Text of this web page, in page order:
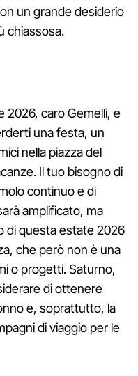
un grande desiderio
chiassosa.
caro Gemelli, e
una festa, un
nella piazza del
Il tuo bisogno di
continuo e di
amplificato, ma
di questa estate 2026
che però non è una
o progetti. Saturno,
di ottenere
e, soprattutto, la
di viaggio per le